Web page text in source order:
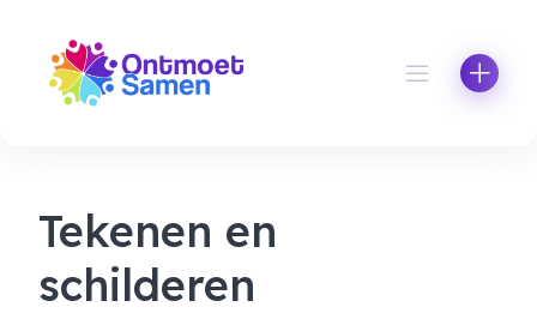
content
Tekenen en
schilderen